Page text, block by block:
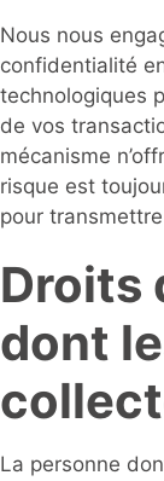
Nous nous
confidentialité
technologiques
de vos
mécanisme
risque est
pour
Droits
dont
La personne